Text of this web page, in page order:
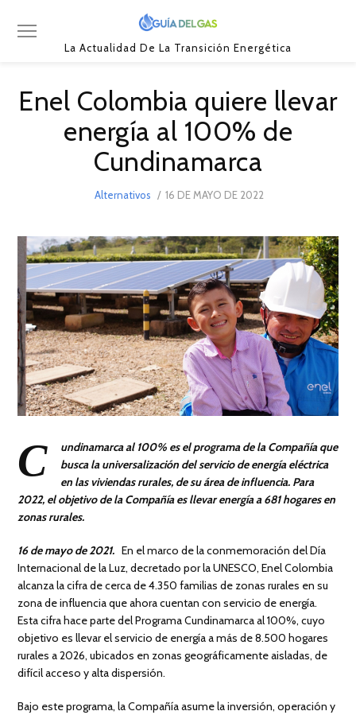
La Actualidad De La Transición Energética
Enel Colombia quiere llevar
energía al 100% de
Cundinamarca
Alternativos
POSTED
16 DE MAYO DE 2022
DE
2022
C
undinamarca al 100% es el programa de la Compañía que
busca la universalización del servicio de energía eléctrica
en las viviendas rurales, de su área de influencia. Para
2022, el objetivo de la Compañía es llevar energía a 681 hogares en
zonas rurales.
16 de mayo de 2021. En el marco de la conmemoración del Día
Internacional de la Luz, decretado por la UNESCO, Enel Colombia
alcanza la cifra de cerca de 4.350 familias de zonas rurales en su
zona de influencia que ahora cuentan con servicio de energía.
Esta cifra hace parte del Programa Cundinamarca al 100%, cuyo
objetivo es llevar el servicio de energía a más de 8.500 hogares
rurales a 2026, ubicados en zonas geográficamente aisladas, de
difícil acceso y alta dispersión.
Bajo este programa, la Compañía asume la inversión, operación y